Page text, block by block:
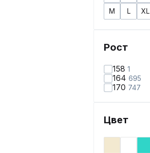
M
L XL
Рост
158 1
164 695
170 747
Цвет